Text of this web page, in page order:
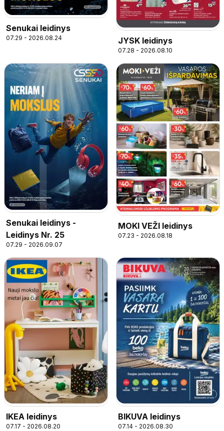
Senukai leidinys
07.29 - 2026.08.24 JYSK leidinys
07.28 - 2026.08.10
Senukai leidinys -
Leidinys Nr. 25
07.29 - 2026.09.07
MOKI VEŽI leidinys
07.23 - 2026.08.18
IKEA leidinys
07.17 - 2026.08.20
BIKUVA leidinys
07.14 - 2026.08.30